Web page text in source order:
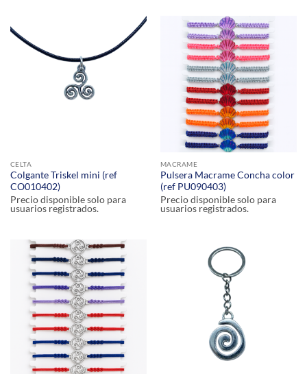
CELTA
Colgante Triskel mini (ref
CO010402)
Precio disponible solo para
usuarios registrados.
MACRAME
Pulsera Macrame Concha color
(ref PU090403)
Precio disponible solo para
usuarios registrados.